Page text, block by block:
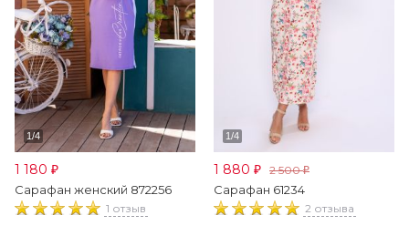
1 180 ₽
Сарафан женский 872256
1 отзыв
1 880 ₽ 2 500₽
Сарафан 61234
2 отзыва